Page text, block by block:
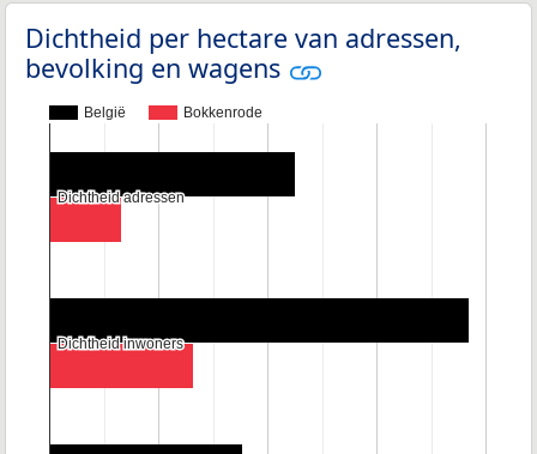
Dichtheid per hectare van adressen,
bevolking en wagens
België Bokkenrode
Dichtheid adressen
Dichtheid adressen
Dichtheid inwoners
Dichtheid inwoners